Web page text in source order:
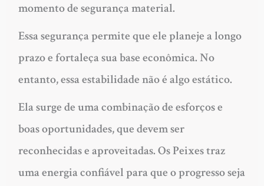
momento de segurança material.
Essa segurança permite que ele planeje a longo
prazo e fortaleça sua base econômica. No
entanto, essa estabilidade não é algo estático.
Ela surge de uma combinação de esforços e
boas oportunidades, que devem ser
reconhecidas e aproveitadas. Os Peixes traz
uma energia confiável para que o progresso seja